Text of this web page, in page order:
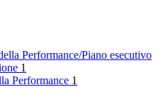
Performance/Piano esecutivo
1
Performance 1